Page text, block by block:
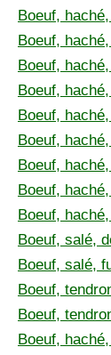
Boeuf,
Boeuf,
Boeuf,
Boeuf,
Boeuf,
Boeuf,
Boeuf,
Boeuf,
Boeuf,
Boeuf, salé,
Boeuf, salé,
Boeuf,
Boeuf,
Boeuf,